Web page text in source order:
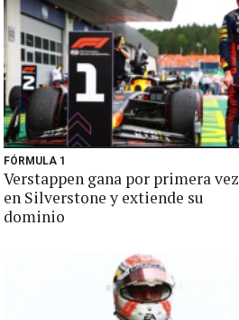
FÓRMULA 1
Verstappen gana por primera vez
en Silverstone y extiende su
dominio